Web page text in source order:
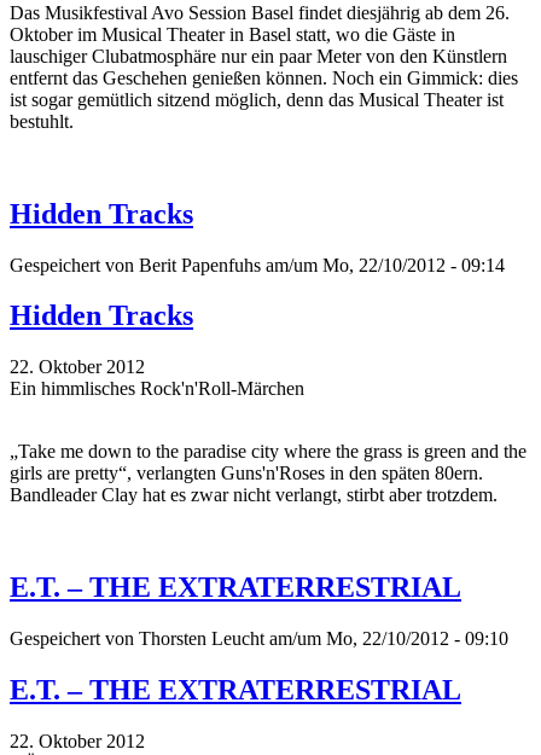
Das Musikfestival Avo Session Basel findet diesjährig ab dem 26.
Oktober im Musical Theater in Basel statt, wo die Gäste in
lauschiger Clubatmosphäre nur ein paar Meter von den Künstlern
entfernt das Geschehen genießen können. Noch ein Gimmick: dies
ist sogar gemütlich sitzend möglich, denn das Musical Theater ist
bestuhlt.
Hidden Tracks
Gespeichert von Berit Papenfuhs am/um Mo, 22/10/2012 - 09:14
Hidden Tracks
22. Oktober 2012
Ein himmlisches Rock'n'Roll-Märchen
„Take me down to the paradise city where the grass is green and the
girls are pretty“, verlangten Guns'n'Roses in den späten 80ern.
Bandleader Clay hat es zwar nicht verlangt, stirbt aber trotzdem.
E.T. – THE EXTRATERRESTRIAL
Gespeichert von Thorsten Leucht am/um Mo, 22/10/2012 - 09:10
E.T. – THE EXTRATERRESTRIAL
22. Oktober 2012